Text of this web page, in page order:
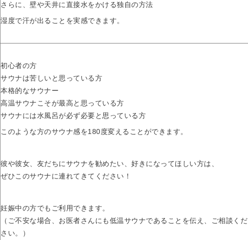
さらに、壁や天井に直接水をかける独自の方法
湿度で汗が出ることを実感できます。
初心者の方
サウナは苦しいと思っている方
本格的なサウナー
高温サウナこそが最高と思っている方
サウナには水風呂が必ず必要と思っている方
このような方のサウナ感を180度変えることができます。
彼や彼女、友だちにサウナを勧めたい、好きになってほしい方は、
ぜひこのサウナに連れてきてください！
妊娠中の方でもご利用できます。
（ご不安な場合、お医者さんにも低温サウナであることを伝え、ご相談くだ
さい。）